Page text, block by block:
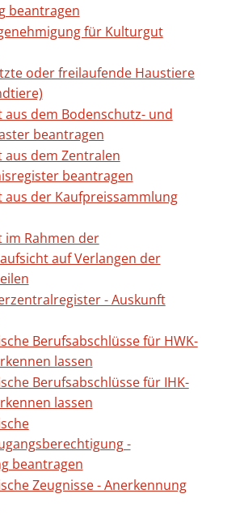
beantragen
für Kulturgut
oder freilaufende Haustiere
aus dem Bodenschutz- und
beantragen
aus dem Zentralen
beantragen
aus der Kaufpreissammlung
im Rahmen der
auf Verlangen der
- Auskunft
Berufsabschlüsse für HWK-
lassen
Berufsabschlüsse für IHK-
lassen
-
beantragen
Zeugnisse - Anerkennung